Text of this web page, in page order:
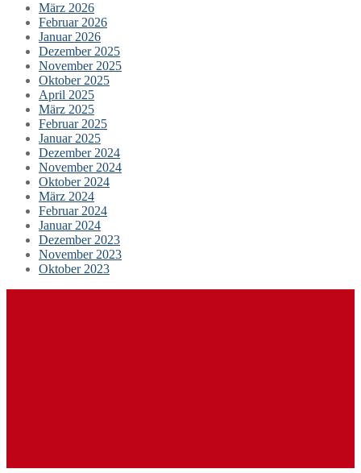
März 2026
Februar 2026
Januar 2026
Dezember 2025
November 2025
Oktober 2025
April 2025
März 2025
Februar 2025
Januar 2025
Dezember 2024
November 2024
Oktober 2024
März 2024
Februar 2024
Januar 2024
Dezember 2023
November 2023
Oktober 2023